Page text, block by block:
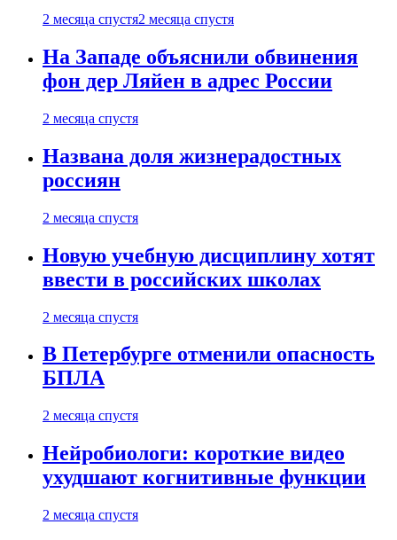
2 месяца спустя2 месяца спустя
На Западе объяснили обвинения
фон дер Ляйен в адрес России
2 месяца спустя
Названа доля жизнерадостных
россиян
2 месяца спустя
Новую учебную дисциплину хотят
ввести в российских школах
2 месяца спустя
В Петербурге отменили опасность
БПЛА
2 месяца спустя
Нейробиологи: короткие видео
ухудшают когнитивные функции
2 месяца спустя